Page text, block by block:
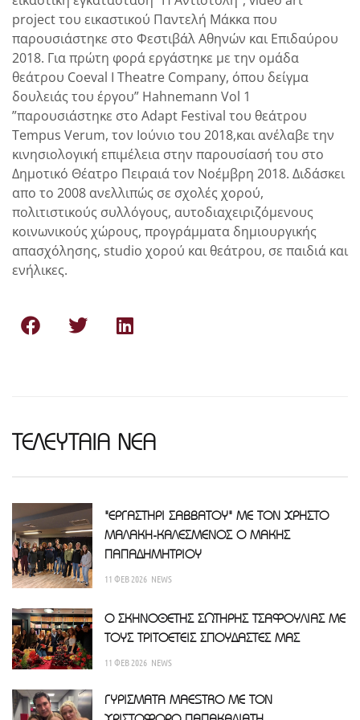
project του εικαστικού Παντελή Μάκκα που
παρουσιάστηκε στο Φεστιβάλ Αθηνών και Επιδαύρου
2018. Για πρώτη φορά εργάστηκε με την ομάδα
θεάτρου Coeval I Theatre Company, όπου δείγμα
δουλειάς του έργου” Hahnemann Vol 1
”παρουσιάστηκε στο Αdapt Festival του θεάτρου
Tempus Verum, τον Ιούνιο του 2018,και ανέλαβε την
κινησιολογική επιμέλεια στην παρουσίασή του στο
Δημοτικό Θέατρο Πειραιά τον Νοέμβρη 2018. Διδάσκει
απο το 2008 ανελλιπώς σε σχολές χορού,
πολιτιστικούς συλλόγους, αυτοδιαχειριζόμενους
κοινωνικούς χώρους, προγράμματα δημιουργικής
απασχόλησης, studio χορού και θεάτρου, σε παιδιά και
ενήλικες.
ΤΕΛΕΥΤΑΙΑ ΝΕΑ
"ΕΡΓΑΣΤΗΡΙ ΣΑΒΒΑΤΟΥ" ΜΕ ΤΟΝ ΧΡΗΣΤΟ
ΜΑΛΑΚΗ-ΚΑΛΕΣΜΕΝΟΣ Ο ΜΑΚΗΣ
ΠΑΠΑΔΗΜΗΤΡΙΟΥ
11 ΦΕΒ 2026 NEWS
Ο ΣΚΗΝΟΘΕΤΗΣ ΣΩΤΗΡΗΣ ΤΣΑΦΟΥΛΙΑΣ ΜΕ
ΤΟΥΣ ΤΡΙΤΟΕΤΕΙΣ ΣΠΟΥΔΑΣΤΕΣ ΜΑΣ
11 ΦΕΒ 2026 NEWS
ΓΥΡΙΣΜΑΤΑ MAESTRO ΜΕ ΤΟΝ